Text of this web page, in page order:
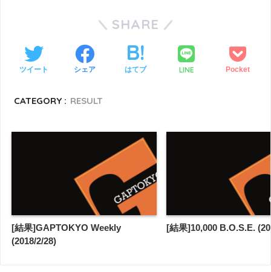
SHARE
ツイート シェア はてブ LINE Pocket
CATEGORY : RESULT
[結果]GAPTOKYO Weekly
(2018/2/28)
[結果]10,000 B.O.S.E.